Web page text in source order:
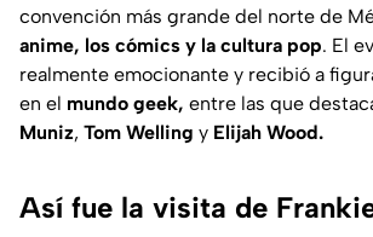
convención más grande del norte de
anime, los cómics y la cultura pop. El
realmente emocionante y recibió a
en el mundo geek, entre las que
Muniz, Tom Welling y Elijah Wood.
Así fue la visita de